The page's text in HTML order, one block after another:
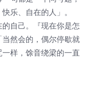
乐、自在的人」。
自己。『现在你是怎
然会的，偶尔停歇就
样，馀音绕梁的一直